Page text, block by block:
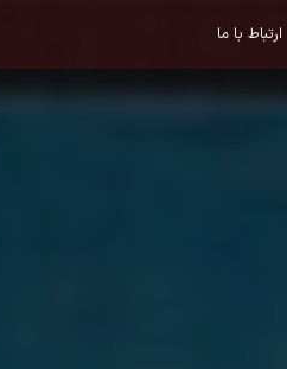
ارتباط با ما